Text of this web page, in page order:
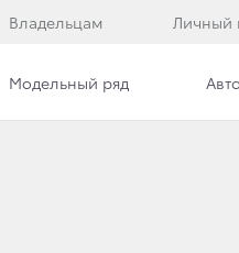
Владельцам Личный
Модельный ряд